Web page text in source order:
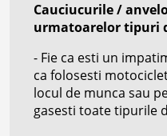
Cauciucurile /
urmatoarelor tipuri
- Fie ca esti un
ca folosesti
locul de munca sau
gasesti toate tipurile